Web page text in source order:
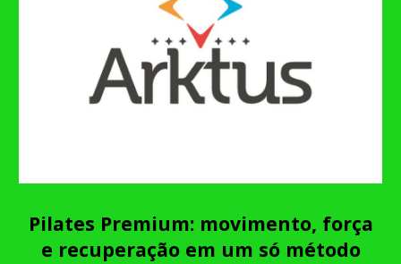
Pilates Premium: movimento, força
e recuperação em um só método